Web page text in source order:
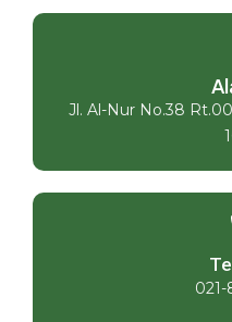
Jl. Al-Nur No.38